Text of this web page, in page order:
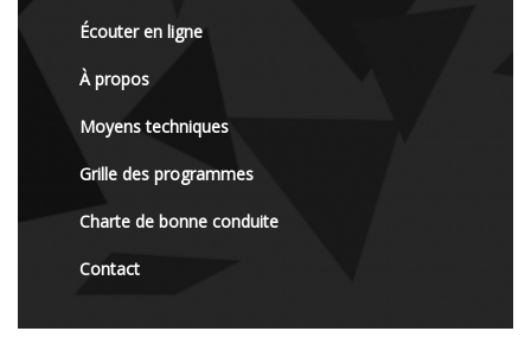
Écouter en ligne
À propos
Moyens techniques
Grille des programmes
Charte de bonne conduite
Contact